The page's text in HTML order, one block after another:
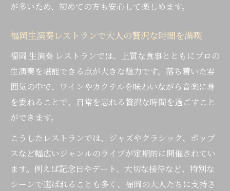
が多いため、初めての方も安心して楽しめます。
福岡生演奏レストランで大人の贅沢な時間を満喫
福岡 生演奏 レストランでは、上質な食事とともにプロの
生演奏を堪能できる点が大きな魅力です。落ち着いた雰
囲気の中で、ワインやカクテルを味わいながら音楽に身
を委ねることで、日常を忘れる贅沢な時間を過ごすこと
ができます。
こうしたレストランでは、ジャズやクラシック、ポップ
スなど幅広いジャンルのライブが定期的に開催されてい
ます。例えば記念日やデート、大切な接待など、特別な
シーンで選ばれることも多く、福岡の大人たちに支持さ